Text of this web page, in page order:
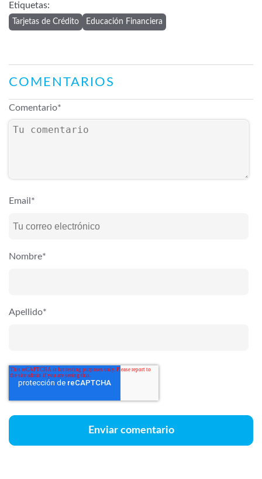
Etiquetas:
Tarjetas de Crédito Educación Financiera
COMENTARIOS
Comentario*
Email *
Nombre*
Apellido*